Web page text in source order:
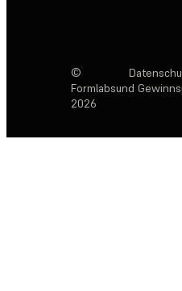
©
Formlabs
2026
und